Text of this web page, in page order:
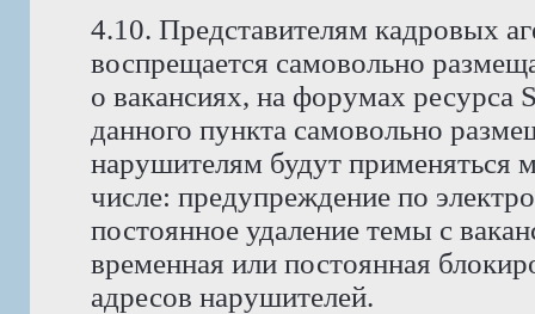
4.10. Представителям кадровых
воспрещается самовольно
о вакансиях, на форумах
данного пункта самовольно
нарушителям будут применяться
числе: предупреждение по
постоянное удаление темы с
временная или постоянная
адресов нарушителей.